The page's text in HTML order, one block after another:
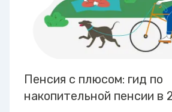
Пенсия с плюсом: гид по
накопительной пенсии в